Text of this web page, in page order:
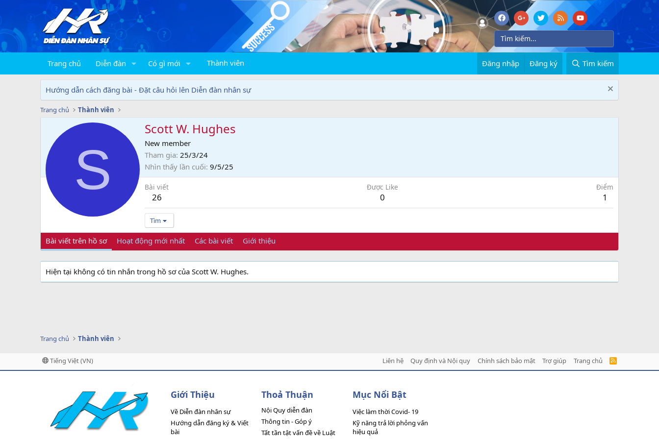
Trang chủ Diễn đàn Có gì mới Thành viên Đăng nhập Đăng ký Tìm kiếm
Hướng dẫn cách đăng bài - Đặt câu hỏi lên Diễn đàn nhân sự
Trang chủ Thành viên
S
Scott W. Hughes
New member
Tham gia 25/3/24
Nhìn thấy lần cuối 9/5/25
Bài viết
26
Được Like
0
Điểm
1
Tìm
Bài viết trên hồ sơ Hoạt động mới nhất Các bài viết Giới thiệu
Hiện tại không có tin nhắn trong hồ sơ của Scott W. Hughes.
Trang chủ Thành viên
Tiếng Việt (VN) Liên hệ Quy định và Nội quy Chính sách bảo mật Trợ giúp Trang chủ
R
S
Giới Thiệu
Về Diễn đàn nhân sự
Hướng dẫn đăng ký & Viết
bài
Thoả Thuận
Nội Quy diễn đàn
Thông tin - Góp ý
Tất tần tật vấn đề về Luật
Mục Nổi Bật
Việc làm thời Covid- 19
Kỹ năng trả lời phỏng vấn
hiệu quả